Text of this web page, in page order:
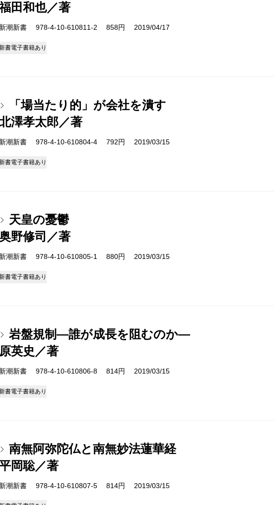
田和也／著
新潮新書 978-4-10-610811-2 858円 2019/04/17
書電子書籍あり
「場当たり的」が会社を潰す
澤孝太郎／著
新潮新書 978-4-10-610804-4 792円 2019/03/15
書電子書籍あり
天皇の憂鬱
野修司／著
新潮新書 978-4-10-610805-1 880円 2019/03/15
書電子書籍あり
岩盤規制―誰が成長を阻むのか―
原英史／著
新潮新書 978-4-10-610806-8 814円 2019/03/15
書電子書籍あり
南無阿弥陀仏と南無妙法蓮華経
岡聡／著
新潮新書 978-4-10-610807-5 814円 2019/03/15